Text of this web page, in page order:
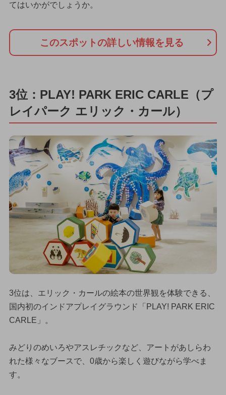
てはいかがでしょうか。
このスポットの詳しい情報を見る
3位：PLAY! PARK ERIC CARLE（プ
レイパーク エリック・カール）
3位は、エリック・カールの絵本の世界観を体験できる、
国内初のインドアプレイグラウンド「PLAY! PARK ERIC
CARLE」。
みどりのめいろやアスレチックなど、アートがあしらわ
れた様々なブースで、0歳から楽しく遊びながら学べま
す。